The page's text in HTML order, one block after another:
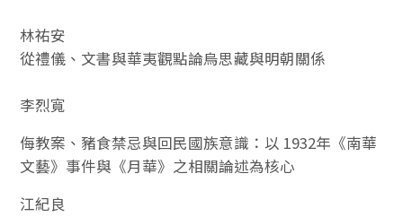
林祐安
從禮儀、文書與華夷觀點論烏思藏與明朝關係
李烈寬
侮教案、豬食禁忌與回民國族意識：以 1932年《南華
文藝》事件與《月華》之相關論述為核心
江紀良